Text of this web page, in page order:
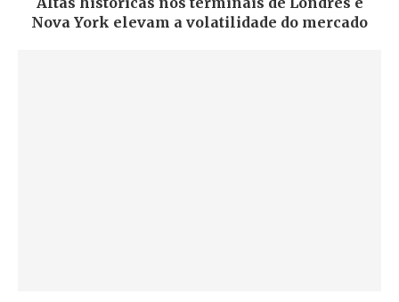
Nova York elevam a volatilidade do mercado